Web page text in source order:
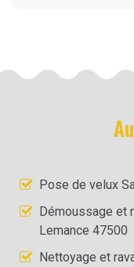
Pose de velux
Démoussage et
Lemance 47500
Nettoyage et